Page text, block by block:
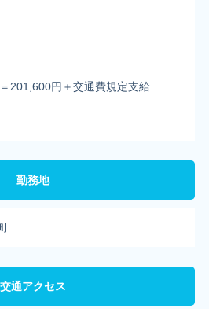
201,600円＋交通費規定支給
勤務地
交通アクセス